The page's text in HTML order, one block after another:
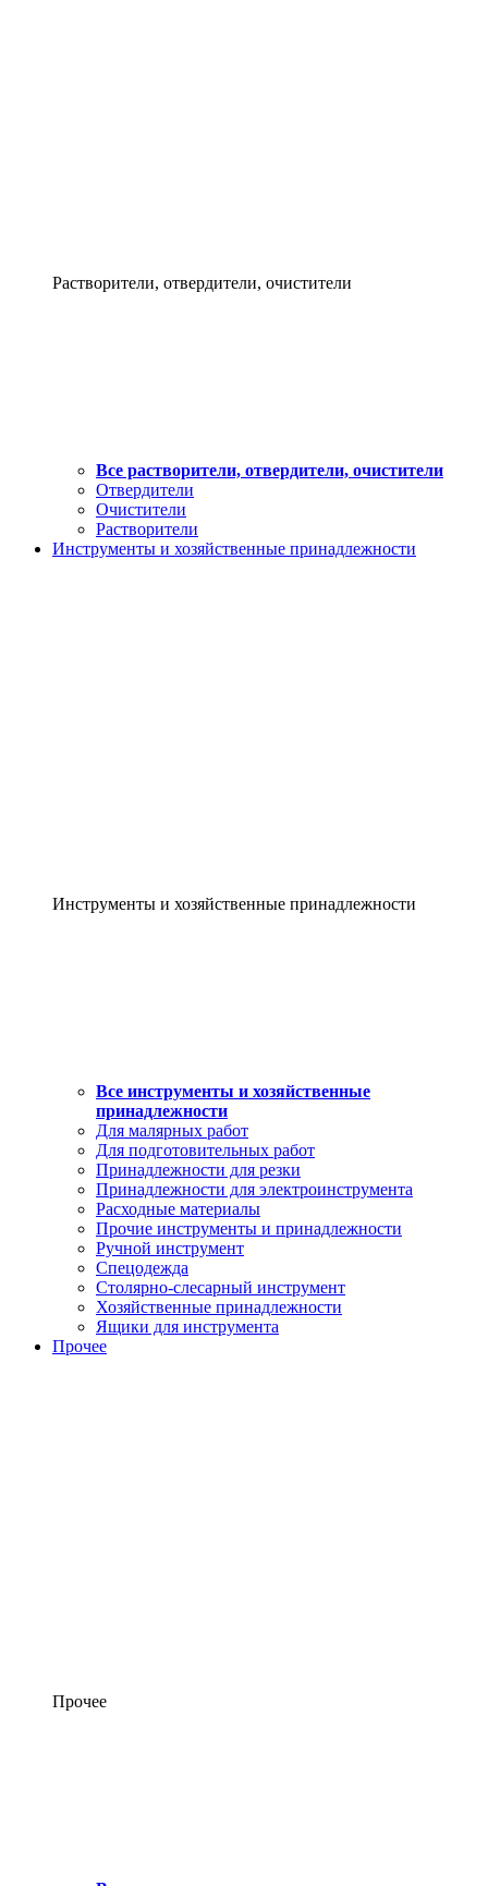
Растворители, отвердители, очистители
Все растворители, отвердители, очистители
Отвердители
Очистители
Растворители
Инструменты и хозяйственные принадлежности
Инструменты и хозяйственные принадлежности
Все инструменты и хозяйственные
принадлежности
Для малярных работ
Для подготовительных работ
Принадлежности для резки
Принадлежности для электроинструмента
Расходные материалы
Прочие инструменты и принадлежности
Ручной инструмент
Спецодежда
Столярно-слесарный инструмент
Хозяйственные принадлежности
Ящики для инструмента
Прочее
Прочее